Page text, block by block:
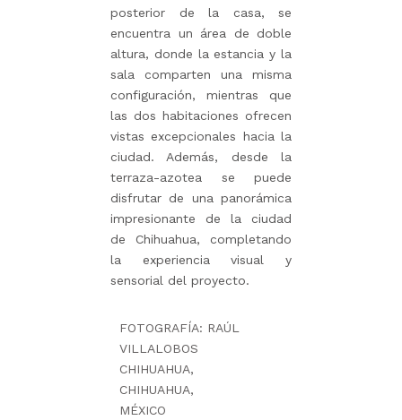
posterior de la casa, se
encuentra un área de doble
altura, donde la estancia y la
sala comparten una misma
configuración, mientras que
las dos habitaciones ofrecen
vistas excepcionales hacia la
ciudad. Además, desde la
terraza-azotea se puede
disfrutar de una panorámica
impresionante de la ciudad
de Chihuahua, completando
la experiencia visual y
sensorial del proyecto.
FOTOGRAFÍA: RAÚL
VILLALOBOS
CHIHUAHUA,
CHIHUAHUA,
MÉXICO